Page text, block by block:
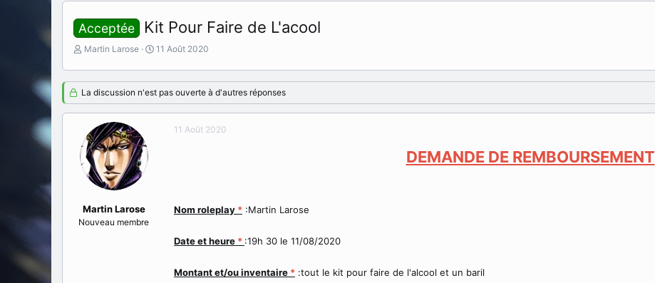
Acceptée Kit Pour Faire de L'acool
I
i
a
e
u
r
d
a
d
Martin Larose
D
t
d
e
11 Août 2020
La discussion n'est pas ouverte à d'autres réponses
Martin Larose
Nouveau membre
11 Août 2020
DEMANDE DE REMBOURSEMENT
Nom roleplay * :Martin Larose
Date et heure * :19h 30 le 11/08/2020
Montant et/ou inventaire * :tout le kit pour faire de l'alcool et un baril